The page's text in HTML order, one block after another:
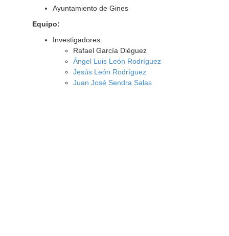
Ayuntamiento de Gines
Equipo:
Investigadores:
Rafael García Diéguez
Ángel Luis León Rodríguez
Jesús León Rodríguez
Juan José Sendra Salas